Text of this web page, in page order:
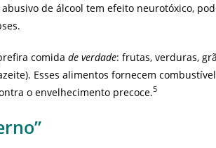
abusivo de álcool tem efeito neurotóxico,
comida de verdade: frutas, verduras,
Esses alimentos fornecem
o envelhecimento precoce.5